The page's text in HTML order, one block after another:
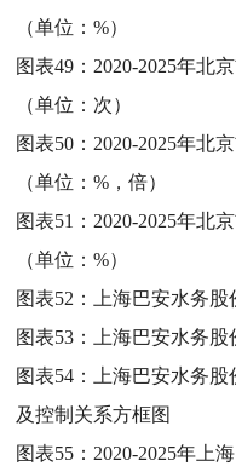
（单位：%）
图表49： 2020-2025年北
（单位：次）
图表50： 2020-2025年北
（单位：%，倍）
图表51： 2020-2025年北
（单位：%）
图表52：
上海巴安水务
图表53：
上海巴安水务
图表54：
上海巴安水务
及控制关系方框图
图表55： 2020-2025年上